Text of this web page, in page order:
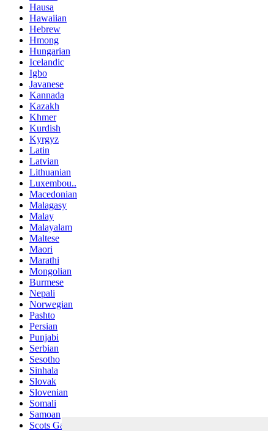
Hausa
Hawaiian
Hebrew
Hmong
Hungarian
Icelandic
Igbo
Javanese
Kannada
Kazakh
Khmer
Kurdish
Kyrgyz
Latin
Latvian
Lithuanian
Luxembou..
Macedonian
Malagasy
Malay
Malayalam
Maltese
Maori
Marathi
Mongolian
Burmese
Nepali
Norwegian
Pashto
Persian
Punjabi
Serbian
Sesotho
Sinhala
Slovak
Slovenian
Somali
Samoan
Scots Gaelic